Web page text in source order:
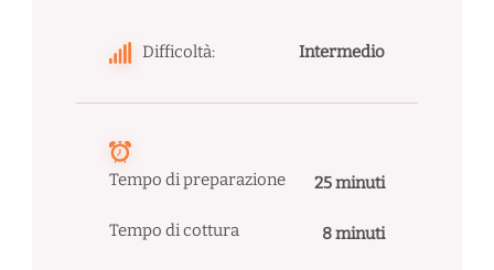
Difficoltà: Intermedio
Tempo di preparazione 25 minuti
Tempo di cottura 8 minuti